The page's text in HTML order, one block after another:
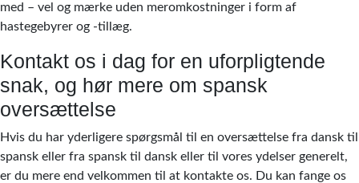
med – vel og mærke uden meromkostninger i form af
hastegebyrer og -tillæg.
Kontakt os i dag for en uforpligtende
snak, og hør mere om spansk
oversættelse
Hvis du har yderligere spørgsmål til en oversættelse fra dansk til
spansk eller fra spansk til dansk eller til vores ydelser generelt,
er du mere end velkommen til at kontakte os. Du kan fange os